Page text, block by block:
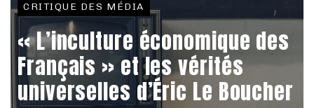
CRITIQUE DES MÉDIA
« L’inculture économique des
Français » et les vérités
universelles d’Éric Le Boucher